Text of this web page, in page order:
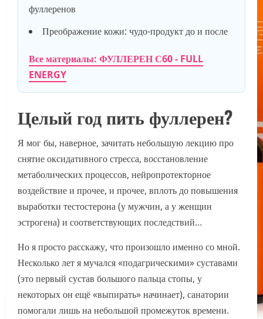
фуллеренов
Преображение кожи: чудо-продукт до и после
Все материалы: ФУЛЛЕРЕН С60 - FULL
ENERGY
Целый год пить фуллерен?
Я мог бы, наверное, зачитать небольшую лекцию про
снятие оксидативного стресса, восстановление
метаболических процессов, нейропротекторное
воздействие и прочее, и прочее, вплоть до повышения
выработки тестостерона (у мужчин, а у женщин
эстрогена) и соответствующих последствий…
Но я просто расскажу, что произошло именно со мной.
Несколько лет я мучался «‎подагрическими»‎ суставами
(это первый сустав большого пальца стопы, у
некоторых он ещё «‎выпирать»‎ начинает), санатории
помогали лишь на небольшой промежуток времени.